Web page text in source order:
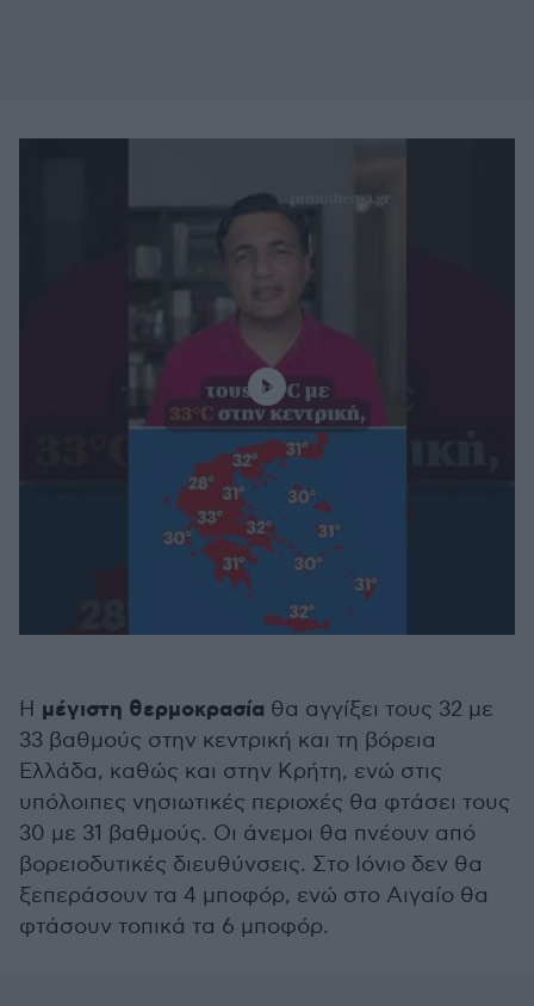
Η μέγιστη θερμοκρασία θα αγγίξει τους 32 με
33 βαθμούς στην κεντρική και τη βόρεια
Ελλάδα, καθώς και στην Κρήτη, ενώ στις
υπόλοιπες νησιωτικές περιοχές θα φτάσει τους
30 με 31 βαθμούς. Οι άνεμοι θα πνέουν από
βορειοδυτικές διευθύνσεις. Στο Ιόνιο δεν θα
ξεπεράσουν τα 4 μποφόρ, ενώ στο Αιγαίο θα
φτάσουν τοπικά τα 6 μποφόρ.